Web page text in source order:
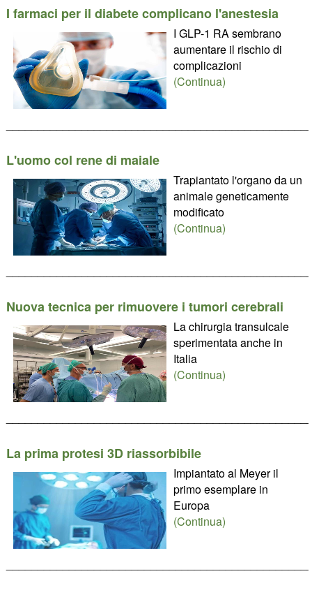
I farmaci per il diabete complicano l'anestesia
I GLP-1 RA sembrano
aumentare il rischio di
complicazioni
(Continua)
L'uomo col rene di maiale
Trapiantato l'organo da un
animale geneticamente
modificato
(Continua)
Nuova tecnica per rimuovere i tumori cerebrali
La chirurgia transulcale
sperimentata anche in
Italia
(Continua)
La prima protesi 3D riassorbibile
Impiantato al Meyer il
primo esemplare in
Europa
(Continua)